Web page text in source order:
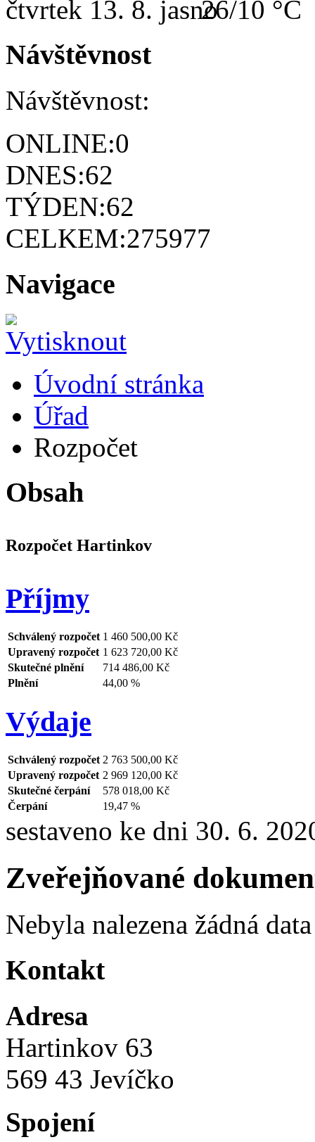
čtvrtek 13. 8. 26/10 °C
Návštěvnost
Návštěvnost:
ONLINE:0
DNES:62
TÝDEN:62
CELKEM:275977
Navigace
Úvodní stránka
Úřad
Rozpočet
Obsah
Rozpočet Hartinkov
Příjmy
Schválený rozpočet 1 460 500,00 Kč
Upravený rozpočet 1 623 720,00 Kč
Skutečné plnění
714 486,00 Kč
Plnění
44,00 %
Výdaje
Schválený rozpočet 2 763 500,00 Kč
Upravený rozpočet 2 969 120,00 Kč
Skutečné čerpání
578 018,00 Kč
Čerpání
19,47 %
sestaveno ke dni 30. 6.
Zveřejňované
Nebyla nalezena žádná
Kontakt
Adresa
Hartinkov 63
569 43 Jevíčko
Spojení